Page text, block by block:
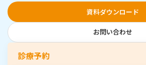
資料ダウンロード
お問い合わせ
診療予約